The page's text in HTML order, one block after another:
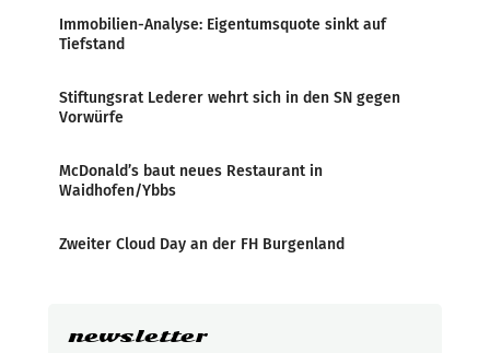
Immobilien-Analyse: Eigentumsquote sinkt auf
Tiefstand
Stiftungsrat Lederer wehrt sich in den SN gegen
Vorwürfe
McDonald’s baut neues Restaurant in
Waidhofen/Ybbs
Zweiter Cloud Day an der FH Burgenland
newsletter